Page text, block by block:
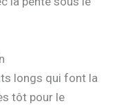
longs qui font la
tôt pour le